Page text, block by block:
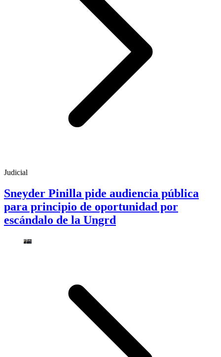
Judicial
Sneyder Pinilla pide audiencia pública
para principio de oportunidad por
escándalo de la Ungrd